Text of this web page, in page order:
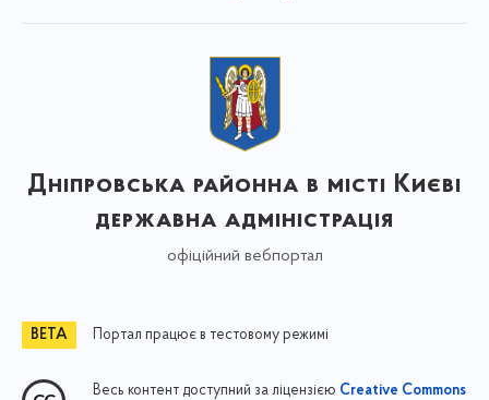
Дніпровська районна в місті Києві
державна адміністрація
офіційний вебпортал
Портал працює в тестовому режимі
Весь контент доступний за ліцензією Creative Commons